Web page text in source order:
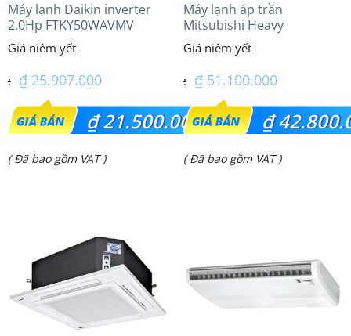
Máy lạnh Daikin inverter
2.0Hp FTKY50WAVMV
₫25.907.000
Giá
gốc
là:
₫21.500.000
Giá
₫ 21.500.000.
( Đã bao gồm VAT )
Máy lạnh áp trần
Mitsubishi Heavy
FDE100VG (4.0Hp) Cao cấp
– 3 Pha
₫51.100.000
Giá
gốc
là:
₫
Giá
₫ 42.800.000.
( Đã bao gồm VAT )